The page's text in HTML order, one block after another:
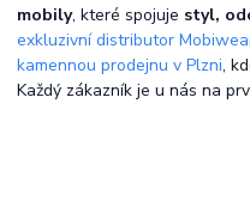
mobily, které spojuje styl,
exkluzivní distributor
kamennou prodejnu v Plzni,
Každý zákazník je u nás na